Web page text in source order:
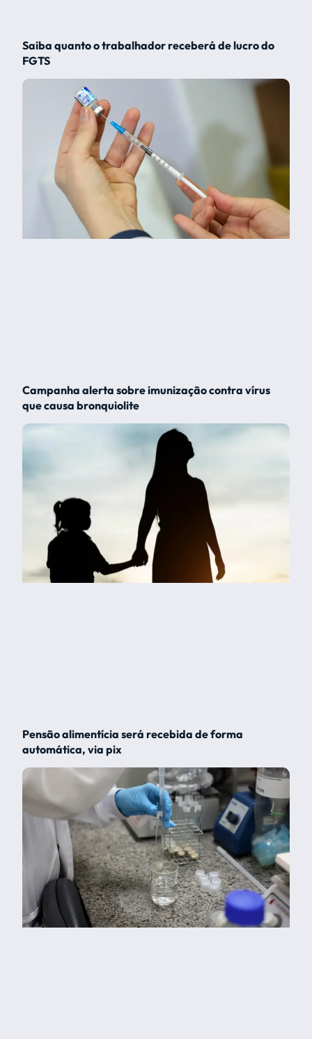
Saiba quanto o trabalhador receberá de lucro do
FGTS
Campanha alerta sobre imunização contra vírus
que causa bronquiolite
Pensão alimentícia será recebida de forma
automática, via pix